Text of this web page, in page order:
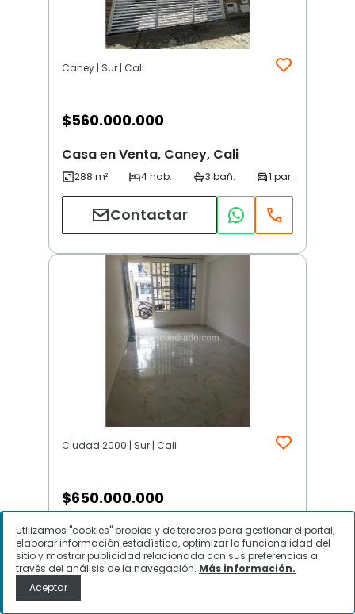
Caney | Sur | Cali
$560.000.000
Casa en Venta, Caney, Cali
Contactar
Ciudad 2000 | Sur | Cali
$650.000.000
Casa en Venta, Ciudad 2000, Cali
Utilizamos "cookies" propias y de terceros para gestionar el portal,
elaborar información estadística, optimizar la funcionalidad del
sitio y mostrar publicidad relacionada con sus preferencias a
través del análisis de la navegación. Más información.
Aceptar